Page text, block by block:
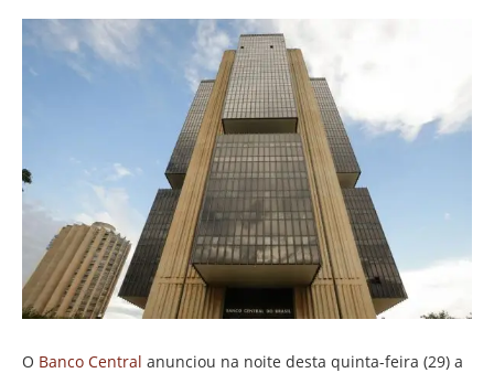
O Banco Central anunciou na noite desta quinta-feira (29) a